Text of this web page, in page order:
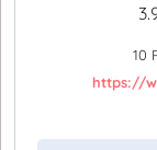
10
https://